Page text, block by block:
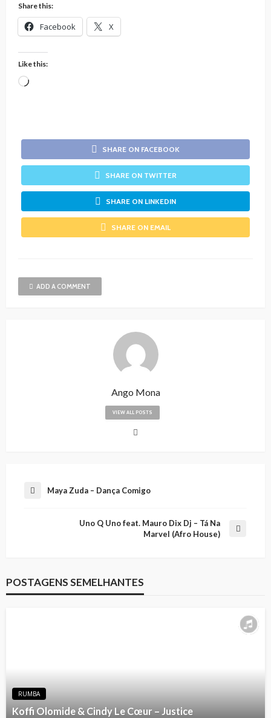
Share this:
Facebook X
Like this:
Loading…
SHARE ON FACEBOOK
SHARE ON TWITTER
SHARE ON LINKEDIN
SHARE ON EMAIL
ADD A COMMENT
Ango Mona
VIEW ALL POSTS
Maya Zuda – Dança Comigo
Uno Q Uno feat. Mauro Dix Dj – Tá Na
Marvel (Afro House)
POSTAGENS SEMELHANTES
RUMBA
Koffi Olomide & Cindy Le Cœur – Justice